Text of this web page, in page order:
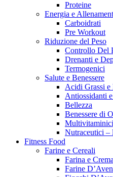
Proteine
Energia e
Carboidrati
Pre Workout
Riduzione del Peso
Controllo Del
Drenanti e
Termogenici
Salute e Benessere
Acidi Grassi e
Antiossidanti
Bellezza
Benessere di
Nutraceutici –
Fitness Food
Farine e Cereali
Farina e
Farine